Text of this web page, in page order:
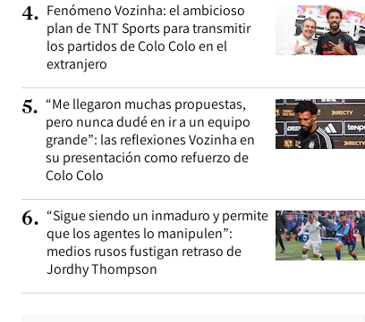
4. Fenómeno Vozinha: el ambicioso
plan de TNT Sports para transmitir
los partidos de Colo Colo en el
extranjero
5. “Me llegaron muchas propuestas,
pero nunca dudé en ir a un equipo
grande”: las reflexiones Vozinha en
su presentación como refuerzo de
Colo Colo
6. “Sigue siendo un inmaduro y permite
que los agentes lo manipulen”:
medios rusos fustigan retraso de
Jordhy Thompson